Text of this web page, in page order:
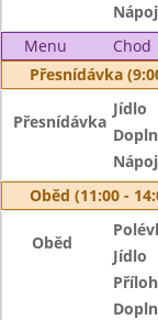
Nápoj
Menu
Chod
Přesnídávka
Přesnídávka
Jídlo
Nápoj
Oběd (11:00 -
Oběd
Jídlo